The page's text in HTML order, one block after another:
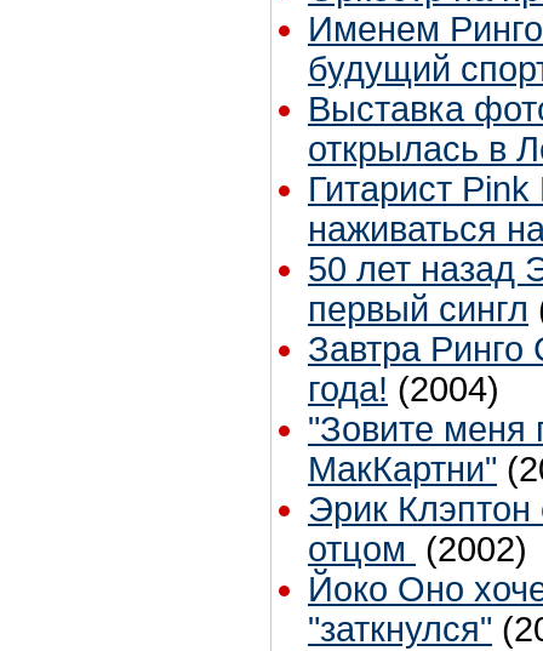
Именем
будущий
Выставка
открылась в
Гитарист
наживаться
50 лет назад
первый сингл
Завтра Ринго
года! (2004)
"Зовите меня
МакКартни"
Эрик Клэптон
отцом (2002)
Йоко Оно
"заткнулся"